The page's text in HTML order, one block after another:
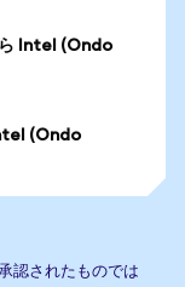
Intel (Ondo
(Ondo
認されたものでは